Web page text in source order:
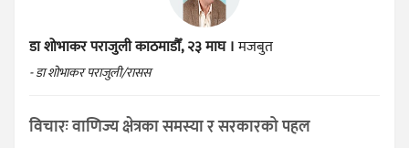
डा शोभाकर पराजुलीकाठमाडौँ, २३ माघ ।मजबुत
- डा शोभाकर पराजुली/रासस
विचारः वाणिज्य क्षेत्रका समस्या र सरकारको पहल